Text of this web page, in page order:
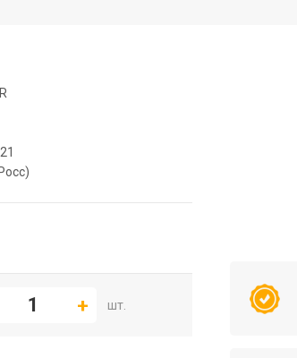
шт.